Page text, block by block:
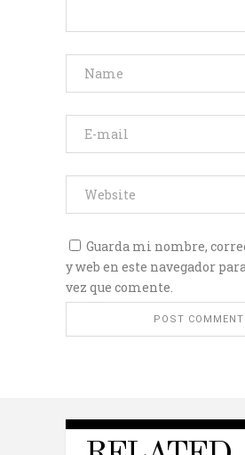
Guarda mi nombre,
y web en este navegador
vez que comente.